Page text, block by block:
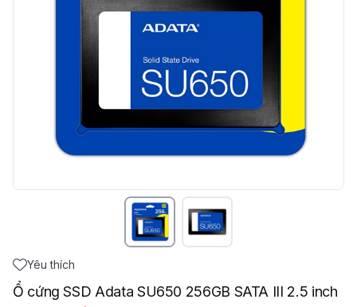
Yêu thích
Ổ cứng SSD Adata SU650 256GB SATA III 2.5 inch